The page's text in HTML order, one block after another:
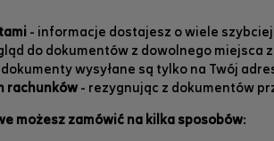
- informacje dostajesz o wiele
do dokumentów z dowolnego miejsca
wysyłane są tylko na Twój
rachunków- rezygnując z dokumentów
możesz zamówić na kilka sposobów: